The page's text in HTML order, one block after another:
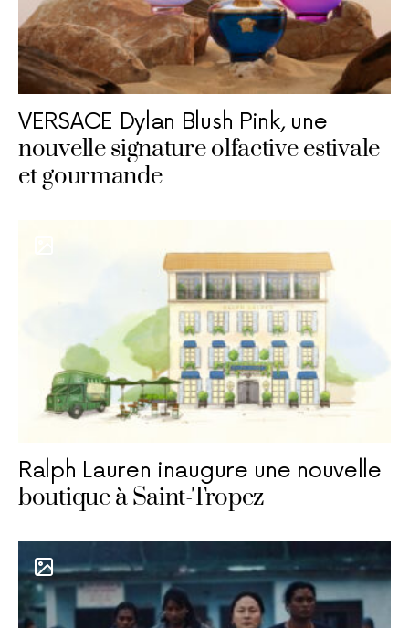
VERSACE Dylan Blush Pink, une
nouvelle signature olfactive estivale
et gourmande
Ralph Lauren inaugure une nouvelle
boutique à Saint-Tropez